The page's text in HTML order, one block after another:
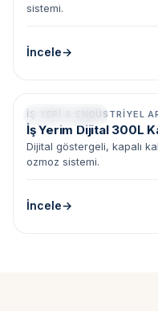
sistemi.
İncele
Kabinli • Dijital
İŞ YERI & ENDÜSTRIYEL
İş Yerim Dijital 300L
Dijital göstergeli, kapalı
ozmoz sistemi.
İncele